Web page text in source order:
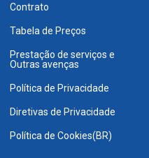
Contrato
Tabela de Preços
Prestação de serviços e
Outras avenças
Política de Privacidade
Diretivas de Privacidade
Política de Cookies(BR)